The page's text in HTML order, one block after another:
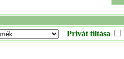
Privát tiltása